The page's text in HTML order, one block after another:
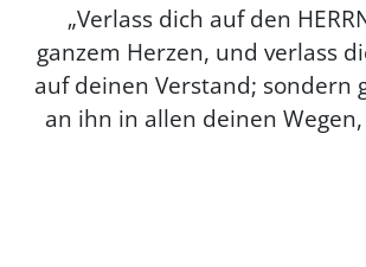
„Verlass dich auf den
ganzem Herzen, und verlass
auf deinen Verstand; sondern
an ihn in allen deinen Wegen,